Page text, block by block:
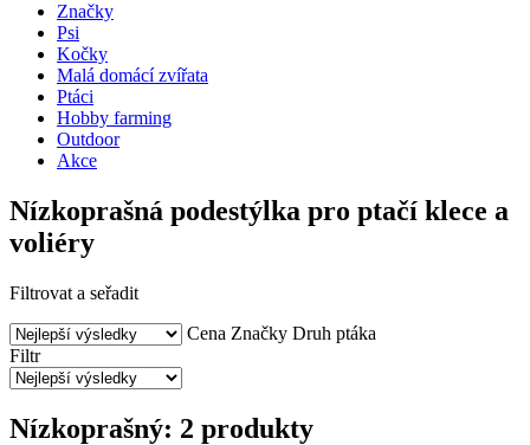
Značky
Psi
Kočky
Malá domácí zvířata
Ptáci
Hobby farming
Outdoor
Akce
Nízkoprašná podestýlka pro ptačí klece a
voliéry
Filtrovat a seřadit
Cena Značky Druh ptáka
Filtr
Nízkoprašný: 2 produkty